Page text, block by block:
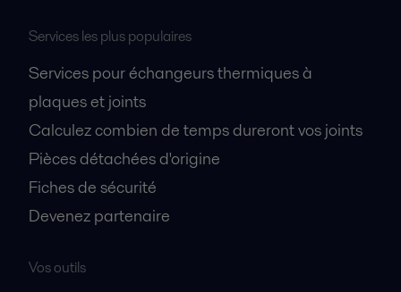
Alfa Laval Packinox advantages in refining
2016-10-25 530 kB
Services les plus populaires
Services pour échangeurs thermiques à
plaques et joints
Calculez combien de temps dureront vos joints
Pièces détachées d'origine
Fiches de sécurité
Devenez partenaire
Vos outils